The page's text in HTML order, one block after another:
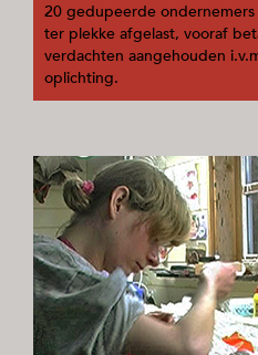
20 gedupeerde
ter plekke afgelast, vooraf
verdachten aangehouden
oplichting.